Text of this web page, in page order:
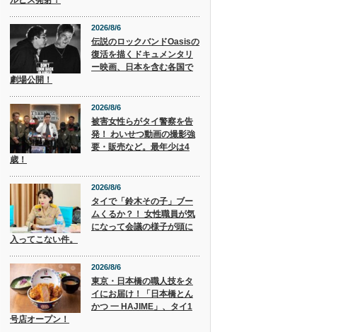
2026/8/6
伝説のロックバンドOasisの
復活を描くドキュメンタリ
ー映画、日本を含む各国で
劇場公開！
2026/8/6
被害女性らがタイ警察を告
発！ わいせつ動画の撮影強
要・販売など。最年少は4
歳！
2026/8/6
タイで「鈴木その子」ブー
ムくるか？！ 女性職員が気
になって会議の様子が頭に
入ってこない件。
2026/8/6
東京・日本橋の職人技をタ
イにお届け！「日本橋とん
かつ 一 HAJIME」、タイ1
号店オープン！